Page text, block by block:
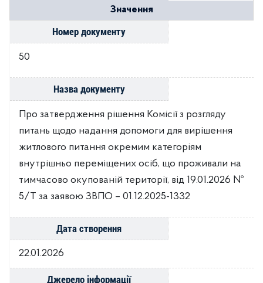
Значення
Номер документу
50
Назва документу
Про затвердження рішення Комісії з розгляду
питань щодо надання допомоги для вирішення
житлового питання окремим категоріям
внутрішньо переміщених осіб, що проживали на
тимчасово окупованій території, від 19.01.2026 №
5/Т за заявою ЗВПО – 01.12.2025-1332
Дата створення
22.01.2026
Джерело інформації